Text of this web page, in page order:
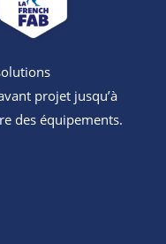
projet jusqu’à
des équipements.